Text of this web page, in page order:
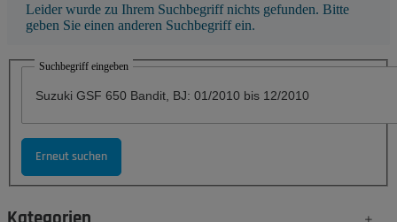
x
Leider wurde zu Ihrem Suchbegriff nichts gefunden. Bitte
geben Sie einen anderen Suchbegriff ein.
Suchbegriff eingeben
Erneut suchen